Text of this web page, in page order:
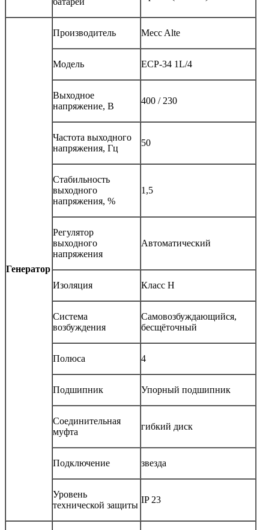
Генератор
Производитель Mecc Alte
Модель ECP-34 1L/4
Выходное
напряжение, В
400 / 230
Частота выходного
напряжения, Гц
50
Стабильность
выходного
напряжения, %
1,5
Регулятор
выходного
напряжения
Автоматический
Изоляция Класс Н
Система
возбуждения
Самовозбуждающийся,
бесщёточный
Полюса 4
Подшипник Упорный подшипник
Соединительная
муфта
гибкий диск
Подключение звезда
Уровень
технической защиты
IP 23